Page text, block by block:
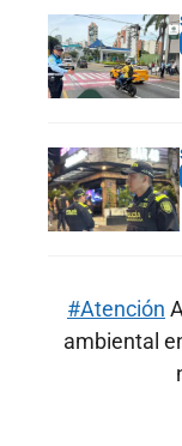
#Atención
ambiental